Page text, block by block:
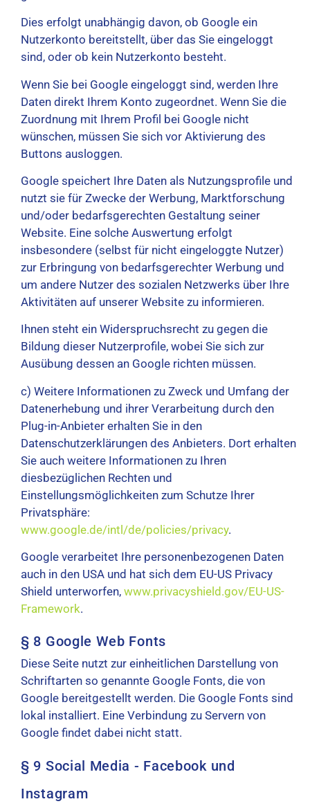
Dies erfolgt unabhängig davon, ob Google ein
Nutzerkonto bereitstellt, über das Sie eingeloggt
sind, oder ob kein Nutzerkonto besteht.
Wenn Sie bei Google eingeloggt sind, werden Ihre
Daten direkt Ihrem Konto zugeordnet. Wenn Sie die
Zuordnung mit Ihrem Profil bei Google nicht
wünschen, müssen Sie sich vor Aktivierung des
Buttons ausloggen.
Google speichert Ihre Daten als Nutzungsprofile und
nutzt sie für Zwecke der Werbung, Marktforschung
und/oder bedarfsgerechten Gestaltung seiner
Website. Eine solche Auswertung erfolgt
insbesondere (selbst für nicht eingeloggte Nutzer)
zur Erbringung von bedarfsgerechter Werbung und
um andere Nutzer des sozialen Netzwerks über Ihre
Aktivitäten auf unserer Website zu informieren.
Ihnen steht ein Widerspruchsrecht zu gegen die
Bildung dieser Nutzerprofile, wobei Sie sich zur
Ausübung dessen an Google richten müssen.
c) Weitere Informationen zu Zweck und Umfang der
Datenerhebung und ihrer Verarbeitung durch den
Plug-in-Anbieter erhalten Sie in den
Datenschutzerklärungen des Anbieters. Dort erhalten
Sie auch weitere Informationen zu Ihren
diesbezüglichen Rechten und
Einstellungsmöglichkeiten zum Schutze Ihrer
Privatsphäre:
www.google.de/intl/de/policies/privacy.
Google verarbeitet Ihre personenbezogenen Daten
auch in den USA und hat sich dem EU-US Privacy
Shield unterworfen, www.privacyshield.gov/EU-US-
Framework.
§ 8 Google Web Fonts
Diese Seite nutzt zur einheitlichen Darstellung von
Schriftarten so genannte Google Fonts, die von
Google bereitgestellt werden. Die Google Fonts sind
lokal installiert. Eine Verbindung zu Servern von
Google findet dabei nicht statt.
§ 9 Social Media - Facebook und
Instagram